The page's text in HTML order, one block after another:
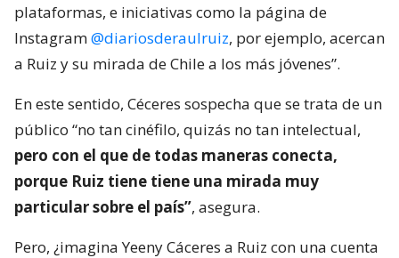
plataformas, e iniciativas como la página de
Instagram@diariosderaulruiz, por ejemplo, acercan
a Ruiz y su mirada de Chile a los más jóvenes”.
En este sentido, Céceres sospecha que se trata de un
público “no tan cinéfilo, quizás no tan intelectual,
pero con el que de todas maneras conecta,
porque Ruiz tiene tiene una mirada muy
particular sobre el país”, asegura.
Pero, ¿imagina Yeeny Cáceres a Ruiz con una cuenta